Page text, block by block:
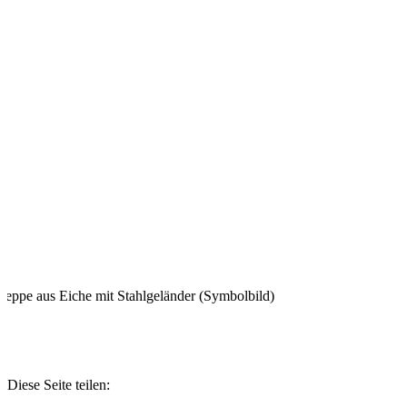
aus Eiche mit Stahlgeländer (Symbolbild)
Diese Seite teilen: